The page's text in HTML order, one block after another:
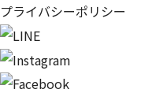
プライバシーポリシー